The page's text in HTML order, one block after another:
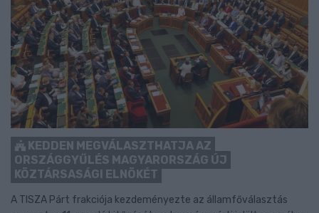
KEDDEN MEGVÁLASZTHATJA AZ
ORSZÁGGYŰLÉS MAGYARORSZÁG ÚJ
KÖZTÁRSASÁGI ELNÖKÉT
A TISZA Párt frakciója kezdeményezte az államfőválasztás